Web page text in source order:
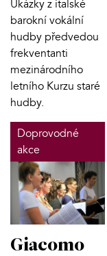
Ukázky z italské
barokní vokální
hudby předvedou
frekventanti
mezinárodního
letního Kurzu staré
hudby.
Doprovodné
akce
Giacomo